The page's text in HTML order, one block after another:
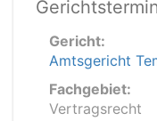
Gericht:
Amtsgericht
Fachgebiet:
Vertragsrecht